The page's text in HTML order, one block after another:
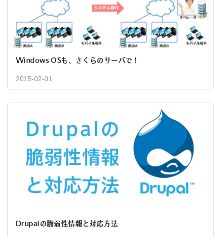
Windows OSも、さくらのサーバで！
2015-02-01
Drupalの脆弱性情報と対応方法